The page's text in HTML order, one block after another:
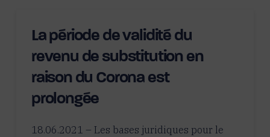
La période de validité du
revenu de substitution en
raison du Corona est
prolongée
18.06.2021 – Les bases juridiques pour le